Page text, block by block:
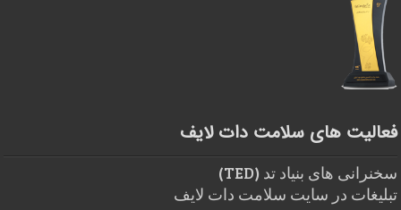
فعالیت های سلامت دات لایف
سخنرانی های بنیاد تد (TED)
تبلیغات در سایت سلامت دات لایف